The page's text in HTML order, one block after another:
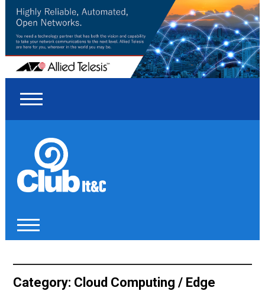
Category: Cloud Computing / Edge